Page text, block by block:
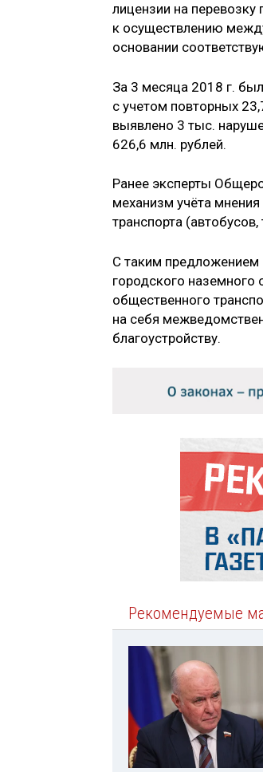
лицензии на
к осуществлению
основании
За 3 месяца 2018 г.
с учетом повторных
выявлено 3 тыс.
626,6 млн. рублей.
Ранее эксперты
механизм учёта
транспорта
С таким предложением
городского наземного
общественного
на себя
благоустройству.
Рекомендуемые